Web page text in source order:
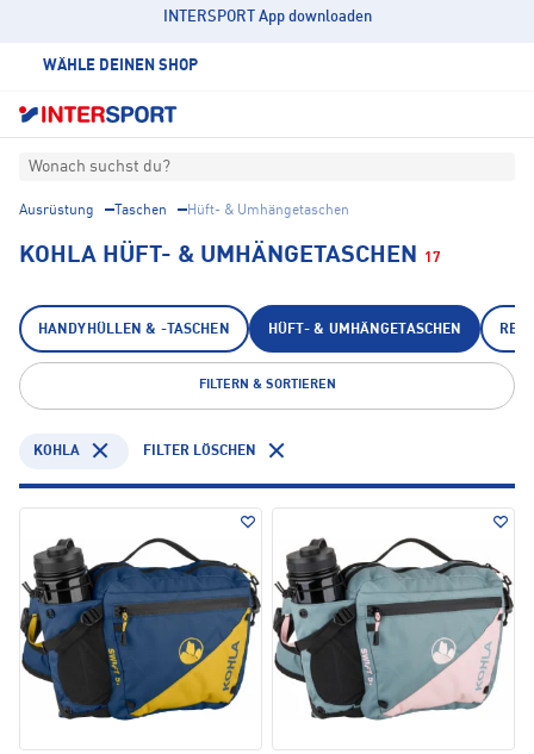
INTERSPORT App downloaden
WÄHLE DEINEN SHOP
Wonach suchst du?
Ausrüstung Taschen Hüft- & Umhängetaschen
KOHLA HÜFT- & UMHÄNGETASCHEN 17
HANDYHÜLLEN & -TASCHEN HÜFT- & UMHÄNGETASCHEN
FILTERN & SORTIEREN
KOHLA FILTER LÖSCHEN